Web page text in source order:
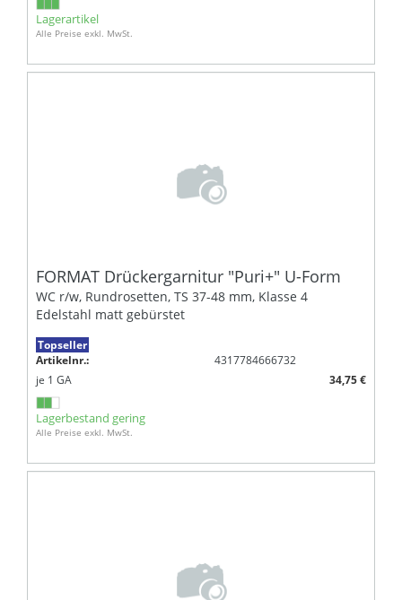
Lagerartikel
Alle Preise exkl. MwSt.
FORMAT Drückergarnitur "Puri+" U-Form
WC r/w, Rundrosetten, TS 37-48 mm, Klasse 4
Edelstahl matt gebürstet
Topseller
Artikelnr.:
4317784666732
je 1 GA 34,75 €
Lagerbestand gering
Alle Preise exkl. MwSt.